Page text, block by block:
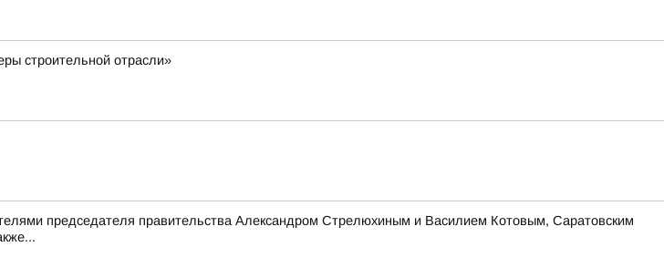
строительной отрасли»
председателя правительства Александром Стрелюхиным и Василием Котовым, Саратовским